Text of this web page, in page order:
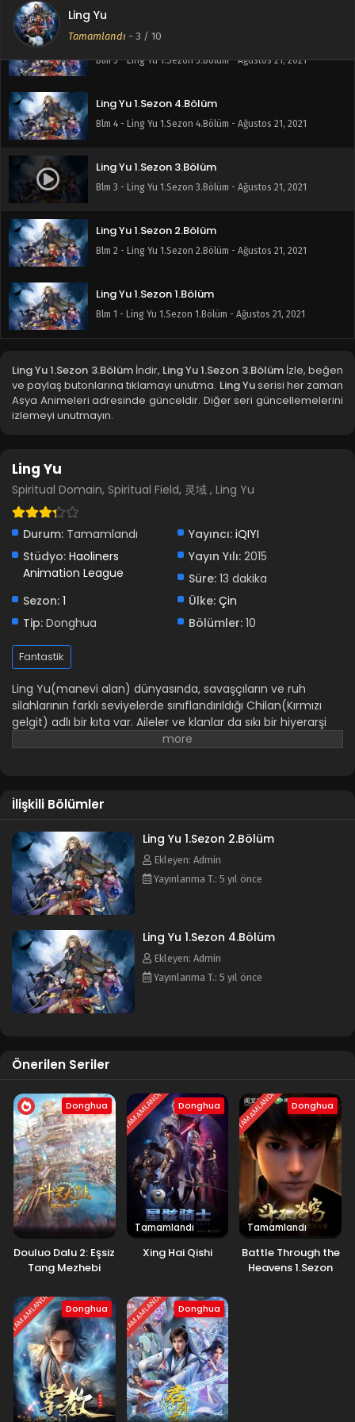
Ling Yu
Tamamlandı - 3 / 10
Ling Yu 1.Sezon 5.Bölüm
Blm 5 - Ling Yu 1.Sezon 5.Bölüm - Ağustos 21, 2021
Ling Yu 1.Sezon 4.Bölüm
Blm 4 - Ling Yu 1.Sezon 4.Bölüm - Ağustos 21, 2021
Ling Yu 1.Sezon 3.Bölüm
Blm 3 - Ling Yu 1.Sezon 3.Bölüm - Ağustos 21, 2021
Ling Yu 1.Sezon 2.Bölüm
Blm 2 - Ling Yu 1.Sezon 2.Bölüm - Ağustos 21, 2021
Ling Yu 1.Sezon 1.Bölüm
Blm 1 - Ling Yu 1.Sezon 1.Bölüm - Ağustos 21, 2021
Ling Yu 1.Sezon 3.Bölümİndir, Ling Yu 1.Sezon 3.Bölümİzle, beğen
ve paylaş butonlarına tıklamayı unutma. Ling Yuserisi her zaman
Asya Animeleri adresinde günceldir. Diğer seri güncellemelerini
izlemeyi unutmayın.
Ling Yu
Spiritual Domain, Spiritual Field, 灵域 , Ling Yu
Durum: Tamamlandı Yayıncı: iQIYI
Stüdyo: Haoliners
Animation League
Yayın Yılı: 2015
Süre: 13 dakika
Sezon: 1 Ülke: Çin
Tip: Donghua Bölümler: 10
Fantastik
Ling Yu(manevi alan) dünyasında, savaşçıların ve ruh
silahlarının farklı seviyelerde sınıflandırıldığı Chilan(Kırmızı
gelgit) adlı bir kıta var. Aileler ve klanlar da sıkı bir hiyerarşi
izler. Xuantian Birliği'nin önderliğinde, insan savaşçıları ve
savaş alanındaki bir yarıktan Chilan kıtasına gizlice girdi. Ling
Yushi ve Gao Yu ile birlikte, ruh yiyen canavarın fethinde
Xuantian Birliği'ne yardım etmesi emredildi. Büyük bir
komploya yutulacağını tahmin etmedi. Arkadaşlarını
korumak ve sevdiği birini kurtarmak için, damarlarında
saklanan güçler uyanıyor. Animenin diğer adları: -Ling Yu -
İlişkili Bölümler
Ling Yu 1.Sezon 2.Bölüm
Ekleyen: Admin
Yayınlanma T.: 5 yıl önce
Ling Yu 1.Sezon 4.Bölüm
Ekleyen: Admin
Yayınlanma T.: 5 yıl önce
Önerilen Seriler
Donghua
Douluo Dalu 2: Eşsiz
Tang Mezhebi
TAMAMLANDI Donghua
Tamamlandı
Xing Hai Qishi
TAMAMLANDI Donghua
Tamamlandı
Battle Through the
Heavens 1.Sezon
TAMAMLANDI Donghua TAMAMLANDI Donghua